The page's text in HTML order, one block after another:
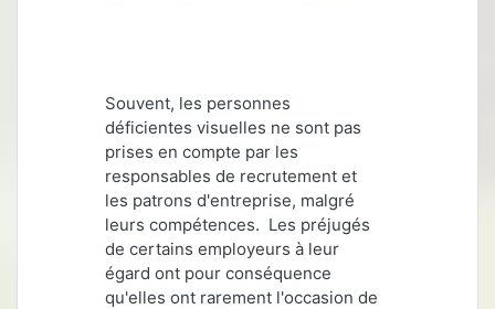
Souvent, les personnes
déficientes visuelles ne sont pas
prises en compte par les
responsables de recrutement et
les patrons d'entreprise, malgré
leurs compétences. Les préjugés
de certains employeurs à leur
égard ont pour conséquence
qu'elles ont rarement l'occasion de